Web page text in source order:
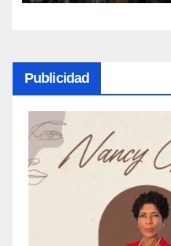
Publicidad